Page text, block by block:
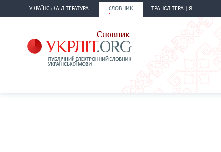
УКРАЇНСЬКА ЛІТЕРАТУРА СЛОВНИК ТРАНСЛІТЕРАЦІЯ